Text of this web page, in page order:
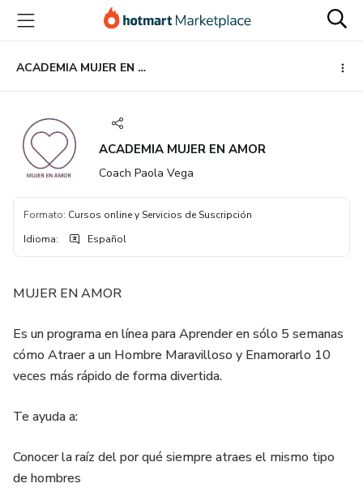
principal
página
de
página
ACADEMIA MUJER EN AMOR
ACADEMIA MUJER EN AMOR
Coach Paola Vega
Formato: Cursos online y Servicios de Suscripción
Idioma: Español
MUJER EN AMOR
Es un programa en línea para Aprender en sólo 5 semanas
cómo Atraer a un Hombre Maravilloso y Enamorarlo 10
veces más rápido de forma divertida.
Te ayuda a:
Conocer la raíz del por qué siempre atraes el mismo tipo
de hombres